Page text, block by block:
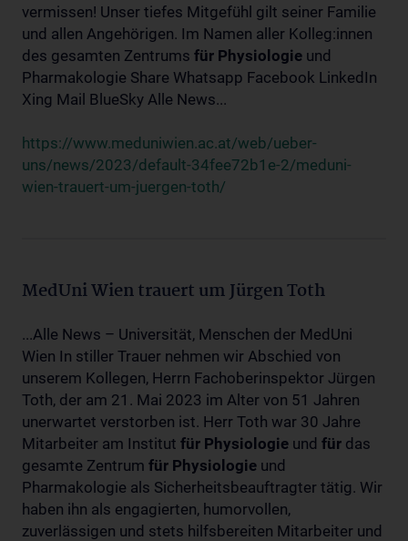
vermissen! Unser tiefes Mitgefühl gilt seiner Familie
und allen Angehörigen. Im Namen aller Kolleg:innen
des gesamten Zentrums für Physiologie und
Pharmakologie Share Whatsapp Facebook LinkedIn
Xing Mail BlueSky Alle News...
https://www.meduniwien.ac.at/web/ueber-
uns/news/2023/default-34fee72b1e-2/meduni-
wien-trauert-um-juergen-toth/
MedUni Wien trauert um Jürgen Toth
...Alle News – Universität, Menschen der MedUni
Wien In stiller Trauer nehmen wir Abschied von
unserem Kollegen, Herrn Fachoberinspektor Jürgen
Toth, der am 21. Mai 2023 im Alter von 51 Jahren
unerwartet verstorben ist. Herr Toth war 30 Jahre
Mitarbeiter am Institut für Physiologie und für das
gesamte Zentrum für Physiologie und
Pharmakologie als Sicherheitsbeauftragter tätig. Wir
haben ihn als engagierten, humorvollen,
zuverlässigen und stets hilfsbereiten Mitarbeiter und